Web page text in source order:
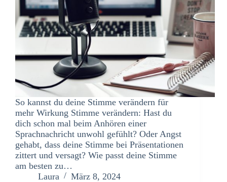
So kannst du deine Stimme verändern für
mehr Wirkung Stimme verändern: Hast du
dich schon mal beim Anhören einer
Sprachnachricht unwohl gefühlt? Oder Angst
gehabt, dass deine Stimme bei Präsentationen
zittert und versagt? Wie passt deine Stimme
am besten zu…
Laura
März 8, 2024